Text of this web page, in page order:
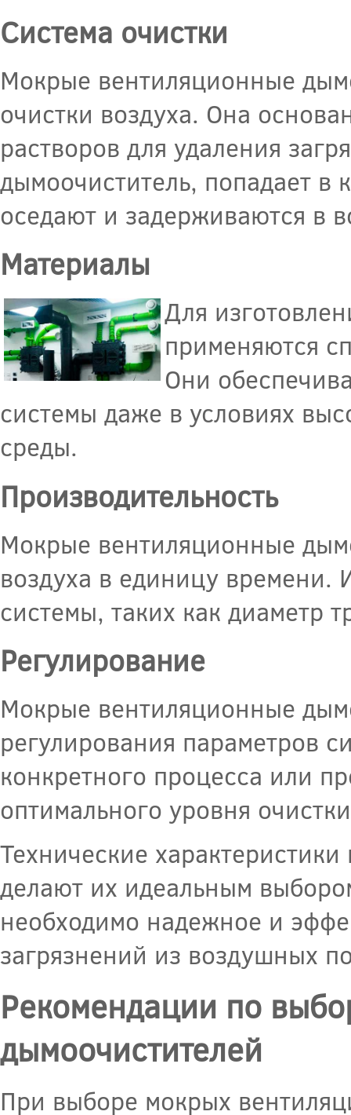
Система очистки
Мокрые вентиляционные
очистки воздуха. Она
растворов для удаления
дымоочиститель, попадает в
оседают и задерживаются в
Материалы
Для
применяются
Они
системы даже в условиях
среды.
Производительность
Мокрые вентиляционные
воздуха в единицу времени.
системы, таких как диаметр
Регулирование
Мокрые вентиляционные
регулирования параметров
конкретного процесса или
оптимального уровня
Технические
делают их идеальным
необходимо надежное и
загрязнений из воздушных
Рекомендации по
дымоочистителей
При выборе мокрых